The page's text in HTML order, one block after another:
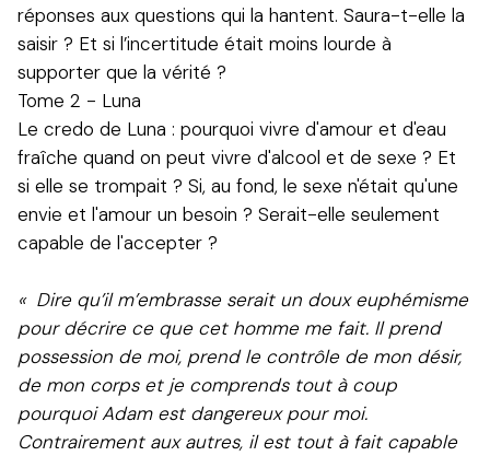
réponses aux questions qui la hantent. Saura-t-elle la
saisir ? Et si l’incertitude était moins lourde à
supporter que la vérité ?
Tome 2 - Luna
Le credo de Luna : pourquoi vivre d'amour et d'eau
fraîche quand on peut vivre d'alcool et de sexe ? Et
si elle se trompait ? Si, au fond, le sexe n'était qu'une
envie et l'amour un besoin ? Serait-elle seulement
capable de l'accepter ?
« Dire qu’il m’embrasse serait un doux euphémisme
pour décrire ce que cet homme me fait. Il prend
possession de moi, prend le contrôle de mon désir,
de mon corps et je comprends tout à coup
pourquoi Adam est dangereux pour moi.
Contrairement aux autres, il est tout à fait capable